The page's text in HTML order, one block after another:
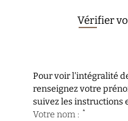
Vérifier
Pour voir l'intégralité
renseignez votre
suivez les instructions
Votre nom : *